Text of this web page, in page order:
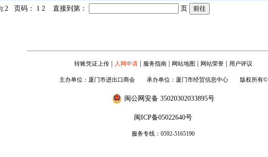
:2 页码： 1 2 直接到第： 页
转账凭证上传| 入网申请| 服务指南| 网站地图 网站荣誉| 用户评议
主办单位：厦门市进出口商会 承办单位：厦门市经贸信息中心 版权所有©
闽公网安备 35020302033895号
闽ICP备05022640号
服务专线：0592-5165190